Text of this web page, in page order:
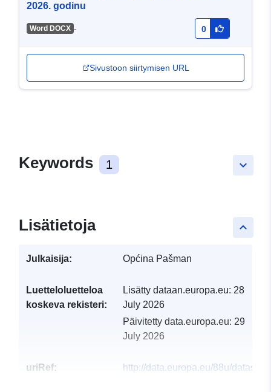
2026. godinu
Word DOCX - 0
Sivustoon siirtymisen URL
keyboard_arrow_down
Keywords 1
keyboard_arrow_up
Lisätietoja
Julkaisija: Općina Pašman
Luetteloluetteloa
koskeva rekisteri:
Lisätty dataan.europa.eu: 28
July 2026
Päivitetty data.europa.eu: 29
July 2026
uriRef:
http://data.europa.eu/88u/dataset/